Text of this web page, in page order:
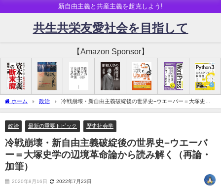
新自由主義と共産主義を超克しよう!
共生共栄友愛社会を目指して
【Amazon Sponsor】
ホーム 政治
冷戦崩壊・新自由主義破綻後の世界史−ウエーバー＝大塚史学
の辺境革命論から読み解く（再論・加筆）
政治 最新の重要トピック 歴史社会学
冷戦崩壊・新自由主義破綻後の世界史−ウエーバ
ー＝大塚史学の辺境革命論から読み解く（再論・
加筆）
2020年8月16日 2022年7月23日